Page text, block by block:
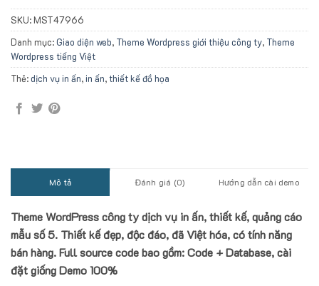
SKU: MST47966
Danh mục:Giao diện web, Theme Wordpress giới thiệu công ty, Theme
Wordpress tiếng Việt
Thẻ:dịch vụ in ấn,in ấn,thiết kế đồ họa
Mô tả Đánh giá (0) Hướng dẫn cài demo
Theme WordPress công ty dịch vụ in ấn, thiết kế, quảng cáo
mẫu số 5. Thiết kế đẹp, độc đáo, đã Việt hóa, có tính năng
bán hàng. Full source code bao gồm: Code + Database, cài
đặt giống Demo 100%